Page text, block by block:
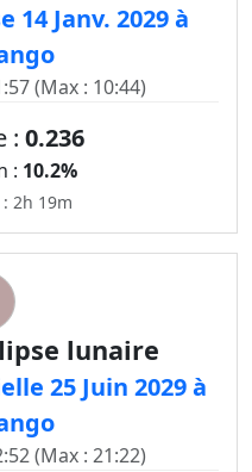
14 Janv. 2029 à
(Max : 10:44)
: 0.236
: 10.2%
2h 19m
lunaire
25 Juin 2029 à
(Max : 21:22)